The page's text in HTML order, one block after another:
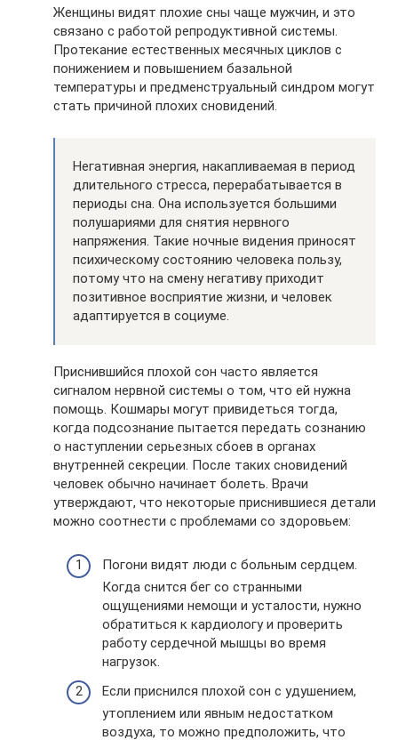
Женщины видят плохие сны чаще мужчин, и это
связано с работой репродуктивной системы.
Протекание естественных месячных циклов с
понижением и повышением базальной
температуры и предменструальный синдром могут
стать причиной плохих сновидений.
Негативная энергия, накапливаемая в период
длительного стресса, перерабатывается в
периоды сна. Она используется большими
полушариями для снятия нервного
напряжения. Такие ночные видения приносят
психическому состоянию человека пользу,
потому что на смену негативу приходит
позитивное восприятие жизни, и человек
адаптируется в социуме.
Приснившийся плохой сон часто является
сигналом нервной системы о том, что ей нужна
помощь. Кошмары могут привидеться тогда,
когда подсознание пытается передать сознанию
о наступлении серьезных сбоев в органах
внутренней секреции. После таких сновидений
человек обычно начинает болеть. Врачи
утверждают, что некоторые приснившиеся детали
можно соотнести с проблемами со здоровьем:
Погони видят люди с больным сердцем.
Когда снится бег со странными
ощущениями немощи и усталости, нужно
обратиться к кардиологу и проверить
работу сердечной мышцы во время
нагрузок.
Если приснился плохой сон с удушением,
утоплением или явным недостатком
воздуха, то можно предположить, что